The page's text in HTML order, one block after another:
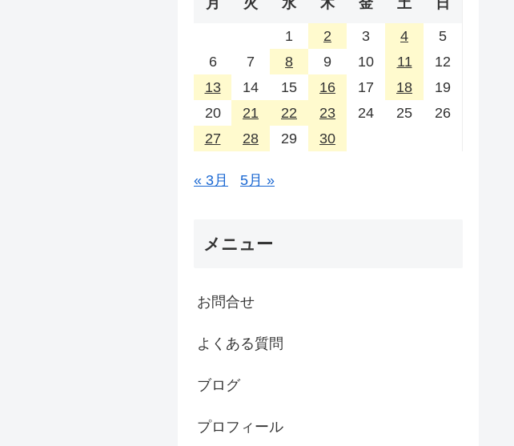
月 火 水 木 金 土 日
1 2 3 4
5
6
7 8 9 10 11
12
13
14 15 16 17 18
19
20
21 22 23 24 25
26
27
28 29 30
« 3月 5月 »
メニュー
お問合せ
よくある質問
ブログ
プロフィール